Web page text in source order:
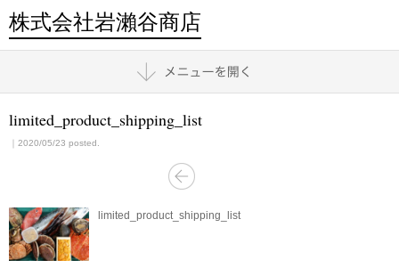
株式会社岩瀨谷商店
limited_product_shipping_list
｜2020/05/23 posted.
limited_product_shipping_list